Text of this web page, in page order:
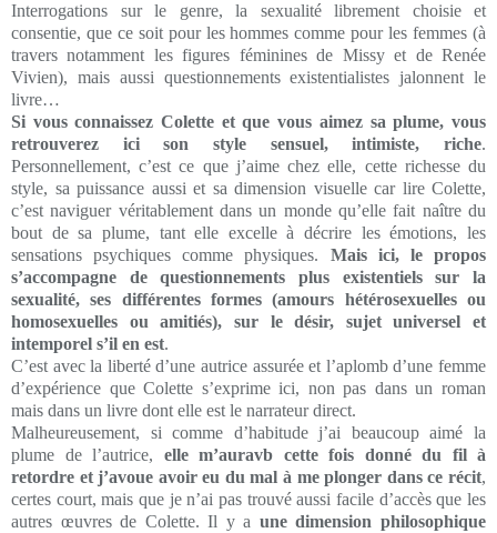
Interrogations sur le genre, la sexualité librement choisie et
consentie, que ce soit pour les hommes comme pour les femmes (à
travers notamment les figures féminines de Missy et de Renée
Vivien), mais aussi questionnements existentialistes jalonnent le
livre…
Si vous connaissez Colette et que vous aimez sa plume, vous
retrouverez ici son style sensuel, intimiste, riche.
Personnellement, c’est ce que j’aime chez elle, cette richesse du
style, sa puissance aussi et sa dimension visuelle car lire Colette,
c’est naviguer véritablement dans un monde qu’elle fait naître du
bout de sa plume, tant elle excelle à décrire les émotions, les
sensations psychiques comme physiques. Mais ici, le propos
s’accompagne de questionnements plus existentiels sur la
sexualité, ses différentes formes (amours hétérosexuelles ou
homosexuelles ou amitiés), sur le désir, sujet universel et
intemporel s’il en est.
C’est avec la liberté d’une autrice assurée et l’aplomb d’une femme
d’expérience que Colette s’exprime ici, non pas dans un roman
mais dans un livre dont elle est le narrateur direct.
Malheureusement, si comme d’habitude j’ai beaucoup aimé la
plume de l’autrice, elle m’auravb cette fois donné du fil à
retordre et j’avoue avoir eu du mal à me plonger dans ce récit,
certes court, mais que je n’ai pas trouvé aussi facile d’accès que les
autres œuvres de Colette. Il y a une dimension philosophique